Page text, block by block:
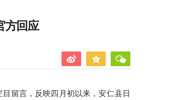
方回应
留言，反映四月初以来，安仁县日